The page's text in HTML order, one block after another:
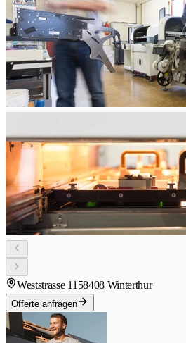
Weststrasse 1158408 Winterthur
Offerte anfragen